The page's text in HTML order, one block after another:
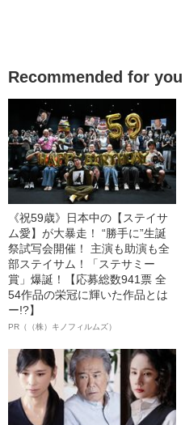
Recommended for you
《祝59歳》日本中の【ステイサ
ム愛】が大暴走！ “勝手に”生誕
祭試写会開催！ 主演も助演も全
部ステイサム！「ステサミー
賞」爆誕！【応募総数941票 全
54作品の栄冠に輝いた作品とは
ー!?】
PR（（株）キノフィルムズ）